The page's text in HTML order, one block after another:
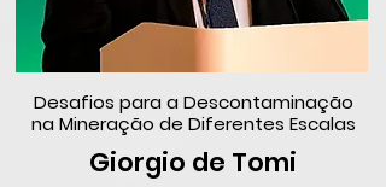
Desafios para a Descontaminação
na Mineração de Diferentes Escalas
Giorgio de Tomi